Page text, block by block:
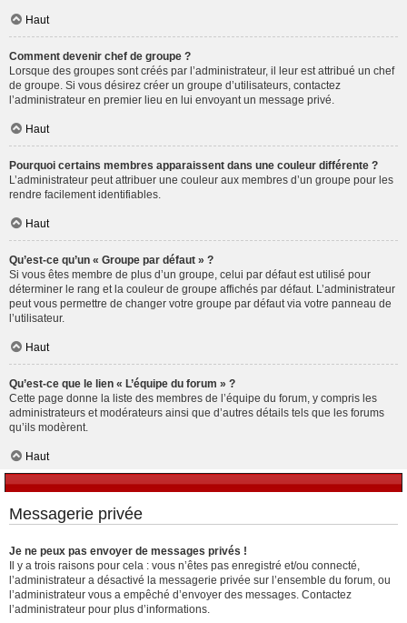
Haut
Comment devenir chef de groupe ?
Lorsque des groupes sont créés par l’administrateur, il leur est attribué un chef
de groupe. Si vous désirez créer un groupe d’utilisateurs, contactez
l’administrateur en premier lieu en lui envoyant un message privé.
Haut
Pourquoi certains membres apparaissent dans une couleur différente ?
L’administrateur peut attribuer une couleur aux membres d’un groupe pour les
rendre facilement identifiables.
Haut
Qu’est-ce qu’un « Groupe par défaut » ?
Si vous êtes membre de plus d’un groupe, celui par défaut est utilisé pour
déterminer le rang et la couleur de groupe affichés par défaut. L’administrateur
peut vous permettre de changer votre groupe par défaut via votre panneau de
l’utilisateur.
Haut
Qu’est-ce que le lien « L’équipe du forum » ?
Cette page donne la liste des membres de l’équipe du forum, y compris les
administrateurs et modérateurs ainsi que d’autres détails tels que les forums
qu’ils modèrent.
Haut
Messagerie privée
Je ne peux pas envoyer de messages privés !
Il y a trois raisons pour cela : vous n’êtes pas enregistré et/ou connecté,
l’administrateur a désactivé la messagerie privée sur l’ensemble du forum, ou
l’administrateur vous a empêché d’envoyer des messages. Contactez
l’administrateur pour plus d’informations.